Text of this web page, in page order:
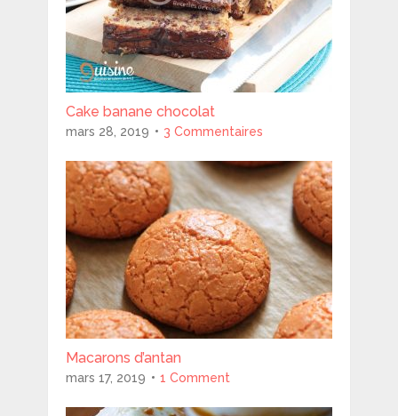
Cake banane chocolat
mars 28, 2019 3 Commentaires
Macarons d’antan
mars 17, 2019 1 Comment